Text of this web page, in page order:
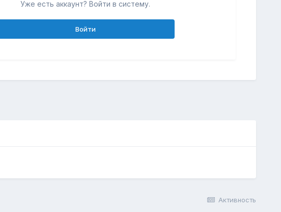
Уже есть аккаунт? Войти в систему.
Войти
Активность